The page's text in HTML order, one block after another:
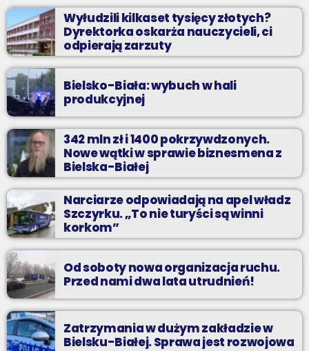
Wyłudzili kilkaset tysięcy złotych?
Dyrektorka oskarża nauczycieli, ci
odpierają zarzuty
Bielsko-Biała: wybuch w hali
produkcyjnej
342 mln zł i 1400 pokrzywdzonych.
Nowe wątki w sprawie biznesmena z
Bielska-Białej
Narciarze odpowiadają na apel władz
Szczyrku. „To nie turyści są winni
korkom”
Od soboty nowa organizacja ruchu.
Przed nami dwa lata utrudnień!
Zatrzymania w dużym zakładzie w
Bielsku-Białej. Sprawa jest rozwojowa